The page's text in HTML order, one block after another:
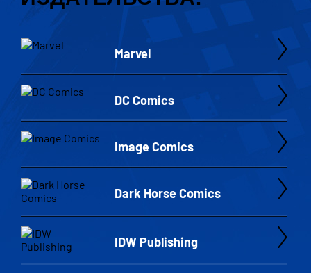
Marvel
DC Comics
Image Comics
Dark Horse Comics
IDW Publishing